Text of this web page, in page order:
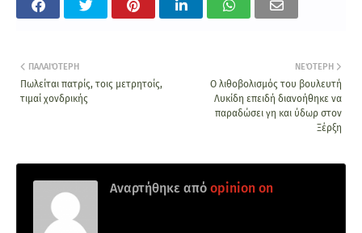
ΝΕΌΤΕΡΗ
Ο λιθοβολισμός του βουλευτή
Λυκίδη επειδή διανοήθηκε να
παραδώσει γη και ύδωρ στον
Ξέρξη
ΠΑΛΑΙΌΤΕΡΗ
Πωλείται πατρίς, τοις μετρητοίς,
τιμαί χονδρικής
Αναρτήθηκε από opinion on